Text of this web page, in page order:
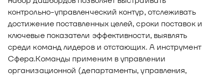
контрольно-управленческий контур, отслеживать
достижение поставленных целей, сроки поставок и
ключевые показатели эффективности, выявлять
среди команд лидеров и отстающих. А инструмент
Сфера.Команды применим в управлении
организационной (департаменты, управления,